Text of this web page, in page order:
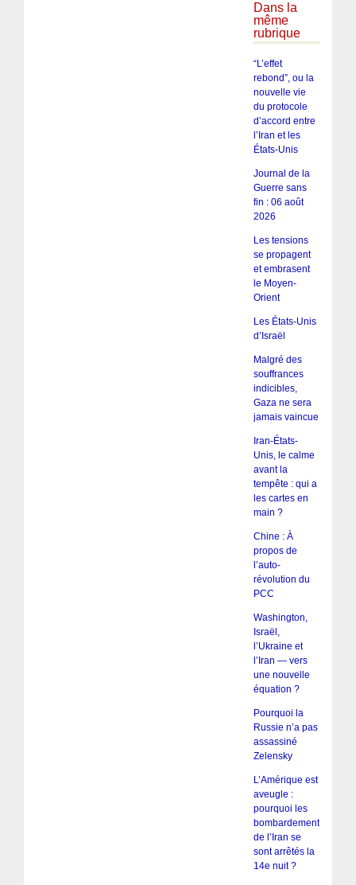
Dans la
même
rubrique
“L’effet
rebond”, ou la
nouvelle vie
du protocole
d’accord entre
l’Iran et les
États-Unis
Journal de la
Guerre sans
fin : 06 août
2026
Les tensions
se propagent
et embrasent
le Moyen-
Orient
Les États-Unis
d’Israël
Malgré des
souffrances
indicibles,
Gaza ne sera
jamais vaincue
Iran-États-
Unis, le calme
avant la
tempête : qui a
les cartes en
main ?
Chine : À
propos de
l’auto-
révolution du
PCC
Washington,
Israël,
l’Ukraine et
l’Iran — vers
une nouvelle
équation ?
Pourquoi la
Russie n’a pas
assassiné
Zelensky
L’Amérique est
aveugle :
pourquoi les
bombardements
de l’Iran se
sont arrêtés la
14e nuit ?